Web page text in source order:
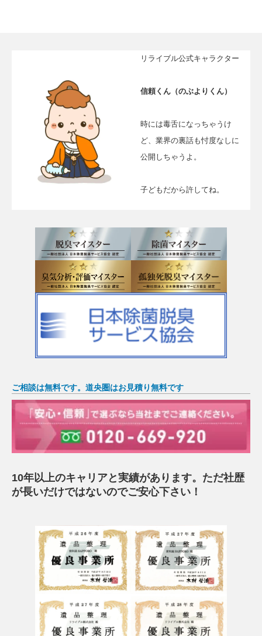
リライブル公式キャラクター
信頼くん（のぶよりくん）
時には毒舌になっちゃうけ
ど、業界の裏話も忖度なしに
公開しちゃうよ。
子どもだから許してね。
ご相談は無料です。道央圏はお見積り無料です
10年以上のキャリアと実績があります。ただ社歴
が長いだけではないのでご安心下さい！